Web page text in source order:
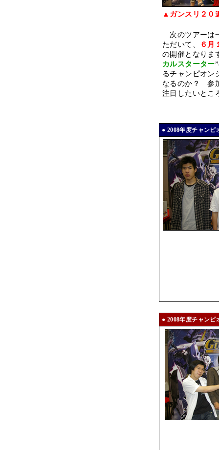
▲ガンスリ２０
次のツアーは
ただいて、
６月
の開催となりま
カルスターター
るチャンピオン
なるのか？ 参
注目したいとこ
● 2008年度チャン
● 2008年度チャンピ